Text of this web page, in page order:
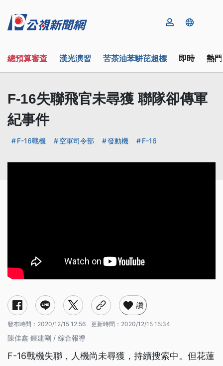
總預算審查 漢光演習 苦茶油苯駢芘超標 即時 熱
F-16失聯飛官未尋獲 聯隊卻傳軍
紀事件
F-16戰機 空軍司令部 發動機 F-16
讚
發布時間： 2020/12/15 12:56 更新時間： 2020/12/15 15:34
陳佳鑫 鍾建剛 / 綜合報導
F-16戰機失聯，人機尚未尋獲，持續搜索中。但花蓮